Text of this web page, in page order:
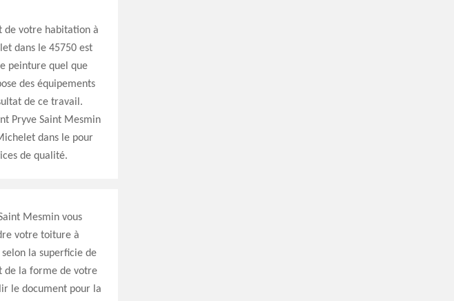
de votre habitation à
dans le 45750 est
peinture quel que
des équipements
de ce travail.
Pryve Saint Mesmin
dans le pour
de qualité.
Mesmin vous
votre toiture à
la superficie de
de la forme de votre
le document pour la